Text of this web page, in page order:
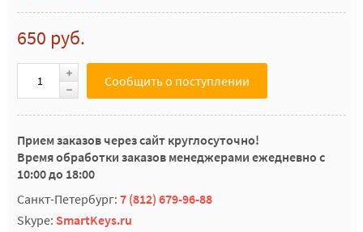
650 руб.
Сообщить о поступлении
Прием заказов через сайт круглосуточно!
Время обработки заказов менеджерами ежедневно с
10:00 до 18:00
Санкт-Петербург: 7 (812) 679-96-88
Skype: SmartKeys.ru